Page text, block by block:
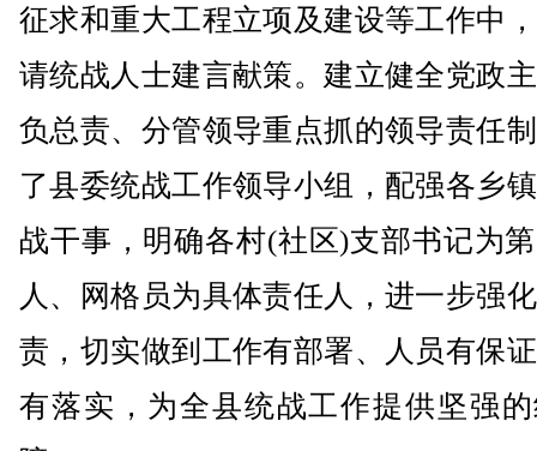
征求和重大工程立项及建设等工作中
请统战人士建言献策。建立健全党政
负总责、分管领导重点抓的领导责任
了县委统战工作领导小组，配强各乡
战干事，明确各村(社区)支部书记为
人、网格员为具体责任人，进一步强
责，切实做到工作有部署、人员有保
有落实，为全县统战工作提供坚强